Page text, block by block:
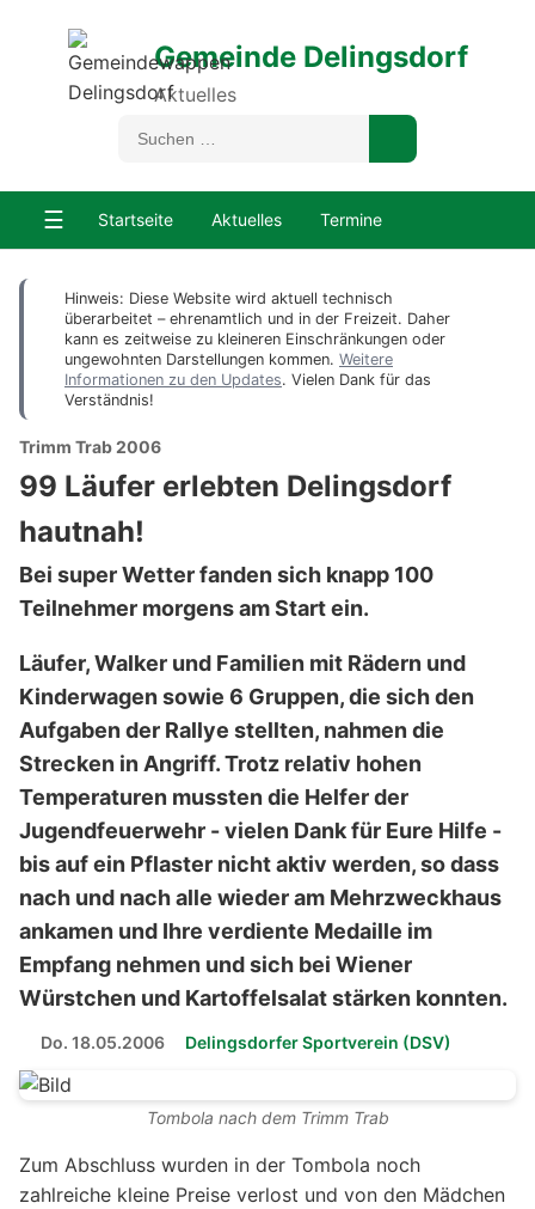
Gemeinde Delingsdorf
Aktuelles
☰ Startseite Aktuelles Termine
Hinweis: Diese Website wird aktuell technisch
überarbeitet – ehrenamtlich und in der Freizeit. Daher
kann es zeitweise zu kleineren Einschränkungen oder
ungewohnten Darstellungen kommen. Weitere
Informationen zu den Updates. Vielen Dank für das
Verständnis!
Trimm Trab 2006
99 Läufer erlebten Delingsdorf
hautnah!
Bei super Wetter fanden sich knapp 100
Teilnehmer morgens am Start ein.
Läufer, Walker und Familien mit Rädern und
Kinderwagen sowie 6 Gruppen, die sich den
Aufgaben der Rallye stellten, nahmen die
Strecken in Angriff. Trotz relativ hohen
Temperaturen mussten die Helfer der
Jugendfeuerwehr - vielen Dank für Eure Hilfe -
bis auf ein Pflaster nicht aktiv werden, so dass
nach und nach alle wieder am Mehrzweckhaus
ankamen und Ihre verdiente Medaille im
Empfang nehmen und sich bei Wiener
Würstchen und Kartoffelsalat stärken konnten.
Do. 18.05.2006 Delingsdorfer Sportverein (DSV)
Tombola nach dem Trimm Trab
Zum Abschluss wurden in der Tombola noch
zahlreiche kleine Preise verlost und von den Mädchen